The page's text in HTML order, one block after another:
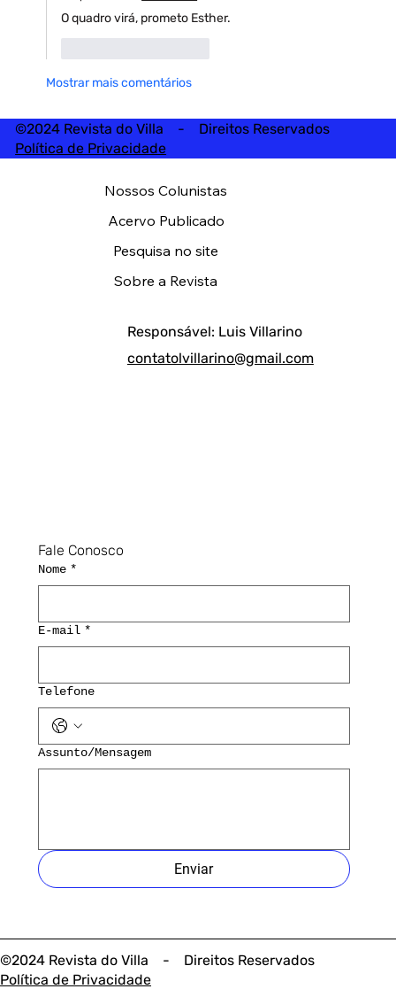
O quadro virá, prometo Esther.
Mostrar mais comentários
©2024 Revista do Villa - Direitos Reservados
Política de Privacidade
©2024 Revista do Villa - Direitos Reservados
Política de Privacidade
Fale Conosco
Nome *
E-mail *
Telefone
Assunto/Mensagem
Enviar
Responsável: Luis Villarino
contatolvillarino@gmail.com
Nossos Colunistas
Acervo Publicado
Pesquisa no site
Sobre a Revista